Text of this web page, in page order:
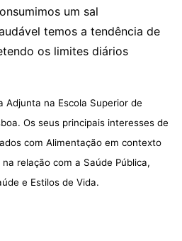
um sal
temos a tendência de
os limites diários
Adjunta na Escola Superior de
Os seus principais interesses de
com Alimentação em contexto
relação com a Saúde Pública,
e Estilos de Vida.